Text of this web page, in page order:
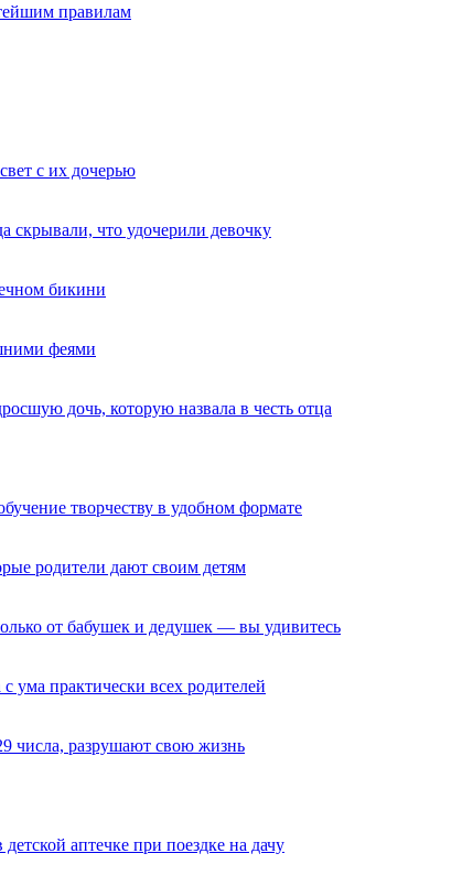
правилам
с их дочерью
скрывали, что удочерили девочку
бикини
феями
дочь, которую назвала в честь отца
творчеству в удобном формате
родители дают своим детям
от бабушек и дедушек — вы удивитесь
ума практически всех родителей
числа, разрушают свою жизнь
аптечке при поездке на дачу